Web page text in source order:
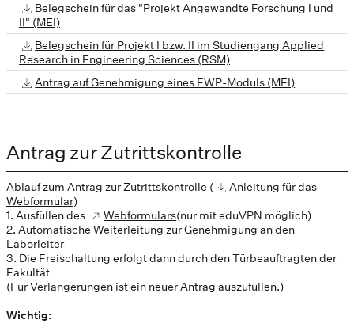
Belegschein für das "Projekt Angewandte Forschung I und
II" (MEI)
Belegschein für Projekt I bzw. II im Studiengang Applied
Research in Engineering Sciences (RSM)
Antrag auf Genehmigung eines FWP-Moduls (MEI)
Antrag zur Zutrittskontrolle
Ablauf zum Antrag zur Zutrittskontrolle (
Anleitung für das
Webformular)
1. Ausfüllen des
Webformulars(nur mit eduVPN möglich)
2. Automatische Weiterleitung zur Genehmigung an den
Laborleiter
3. Die Freischaltung erfolgt dann durch den Türbeauftragten der
Fakultät
(Für Verlängerungen ist ein neuer Antrag auszufüllen.)
Wichtig: